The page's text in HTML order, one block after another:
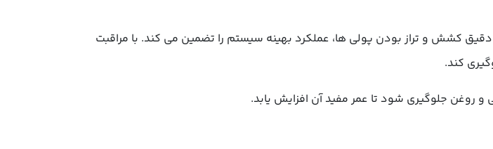
کشش و تراز بودن پولی ها، عملکرد بهینه سیستم را تضمین می کند. با مراقبت
کند.
جلوگیری شود تا عمر مفید آن افزایش یابد.